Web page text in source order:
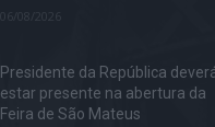
06/08/2026
Presidente da República
estar presente na abertura da
Feira de São Mateus